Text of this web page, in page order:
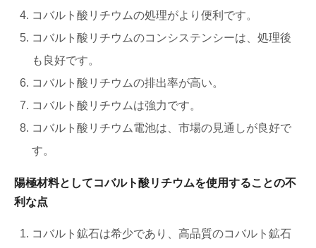
コバルト酸リチウムの処理がより便利です。
コバルト酸リチウムのコンシステンシーは、処理後
も良好です。
コバルト酸リチウムの排出率が高い。
コバルト酸リチウムは強力です。
コバルト酸リチウム電池は、市場の見通しが良好で
す。
陽極材料としてコバルト酸リチウムを使用することの不
利な点
コバルト鉱石は希少であり、高品質のコバルト鉱石